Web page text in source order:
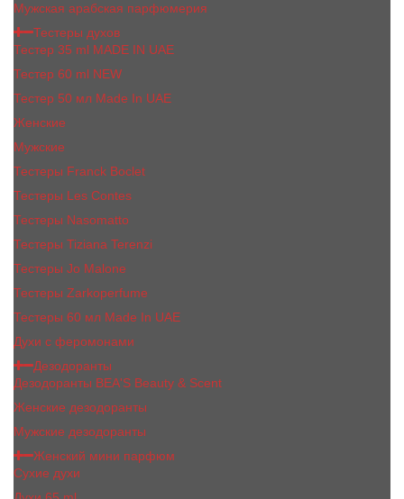
Мужская арабская парфюмерия
Тестеры духов
Тестер 35 ml MADE IN UAE
Тестер 60 ml NEW
Тестер 50 мл Made In UAE
Женские
Мужские
Тестеры Franck Boclet
Тестеры Les Contes
Тестеры Nasomatto
Тестеры Tiziana Terenzi
Тестеры Jо Malоnе
Тестеры Zarkoperfume
Тестеры 60 мл Made In UAE
Духи с феромонами
Дезодоранты
Дезодоранты BEA'S Beauty & Scent
Женские дезодоранты
Мужские дезодоранты
Женский мини парфюм
Сухие духи